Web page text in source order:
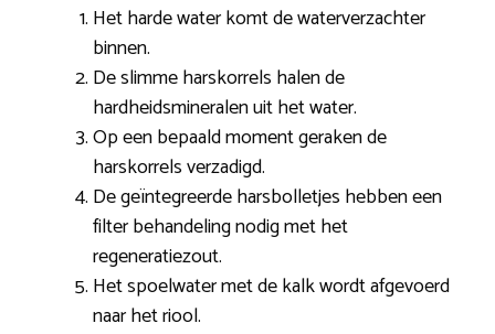
Het harde water komt de waterverzachter
binnen.
De slimme harskorrels halen de
hardheidsmineralen uit het water.
Op een bepaald moment geraken de
harskorrels verzadigd.
De geïntegreerde harsbolletjes hebben een
filter behandeling nodig met het
regeneratiezout.
Het spoelwater met de kalk wordt afgevoerd
naar het riool.